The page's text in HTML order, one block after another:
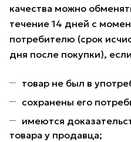
качества можно
течение 14 дней с
потребителю (срок
дня после покупки),
товар не был в
сохранены его
имеются
товара у продавца;